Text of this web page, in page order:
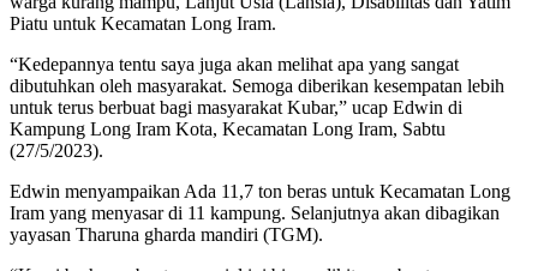
Piatu untuk Kecamatan Long Iram.
“Kedepannya tentu saya juga akan melihat apa yang sangat
dibutuhkan oleh masyarakat. Semoga diberikan kesempatan lebih
untuk terus berbuat bagi masyarakat Kubar,” ucap Edwin di
Kampung Long Iram Kota, Kecamatan Long Iram, Sabtu
(27/5/2023).
Edwin menyampaikan Ada 11,7 ton beras untuk Kecamatan Long
Iram yang menyasar di 11 kampung. Selanjutnya akan dibagikan
yayasan Tharuna gharda mandiri (TGM).